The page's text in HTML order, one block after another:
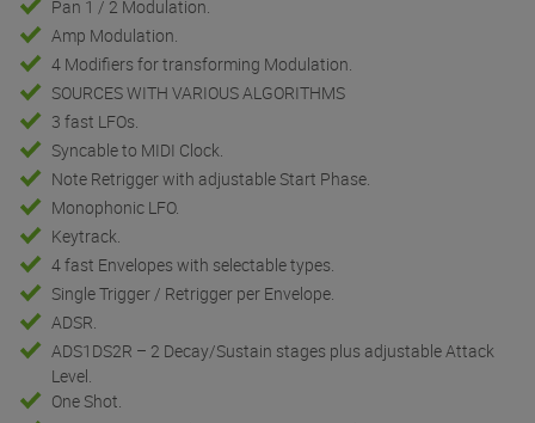
Amp Modulation.
4 Modifiers for transforming Modulation.
SOURCES WITH VARIOUS ALGORITHMS
3 fast LFOs.
Syncable to MIDI Clock.
Note Retrigger with adjustable Start Phase.
Monophonic LFO.
Keytrack.
4 fast Envelopes with selectable types.
Single Trigger / Retrigger per Envelope.
ADSR.
ADS1DS2R – 2 Decay/Sustain stages plus adjustable Attack
Level.
One Shot.
Loop S1S2 – Loop between Sustain 1 and 2.